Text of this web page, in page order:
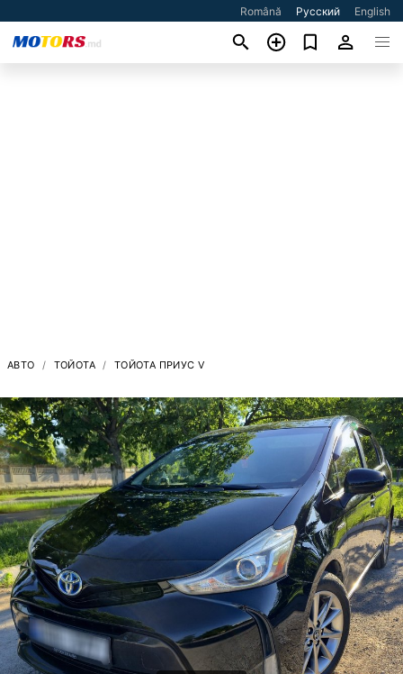
Română Русский English
АВТО ТОЙОТА ТОЙОТА ПРИУС V